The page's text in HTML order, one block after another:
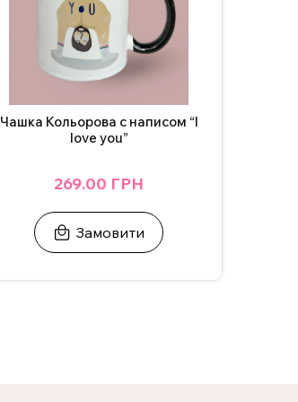
Чашка Кольорова с написом “I
love you”
269.00 ГРН
Замовити